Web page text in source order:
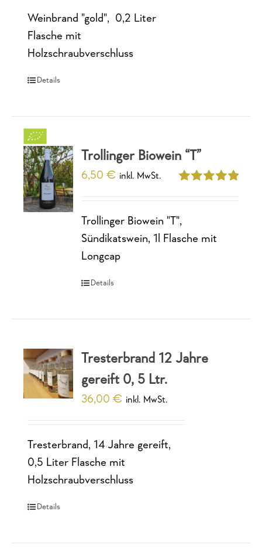
Weinbrand "gold", 0,2 Liter
Flasche mit
Holzschraubverschluss
Details
Trollinger Biowein “T”
5
6,50€ inkl. MwSt.
Trollinger Biowein "T",
Sündikatswein, 1l Flasche mit
Longcap
Details
Tresterbrand 12 Jahre
gereift 0, 5 Ltr.
36,00€ inkl. MwSt.
Tresterbrand, 14 Jahre gereift,
0,5 Liter Flasche mit
Holzschraubverschluss
Details